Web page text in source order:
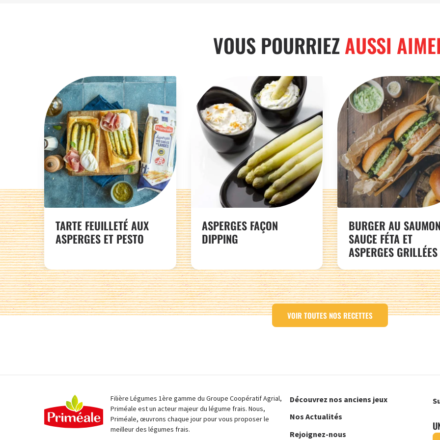
VOUS POURRIEZAUSSI
TARTE FEUILLETÉ AUX
ASPERGES ET PESTO
ASPERGES FAÇON
DIPPING
BURGER AU
SAUCE FÉTA ET
ASPERGES GRILLÉES
VOIR TOUTES NOS RECETTES
Filière Légumes 1ère gamme du Groupe Coopératif Agrial,
Priméale est un acteur majeur du légume frais. Nous,
Priméale, œuvrons chaque jour pour vous proposer le
meilleur des légumes frais.
Découvrez nos anciens jeux
Nos Actualités
Rejoignez-nous